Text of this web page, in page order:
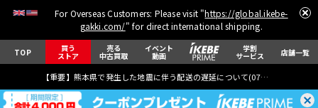
For Overseas Customers: Please visit "https://global.ikebe-
gakki.com/" for direct international shipping.
TOP 買う
ストア
売る
中古買取
イベント
動画
学割
サービス 店舗一覧
【重要】熊本県で発生した地震に伴う配送の遅延について(07月29日